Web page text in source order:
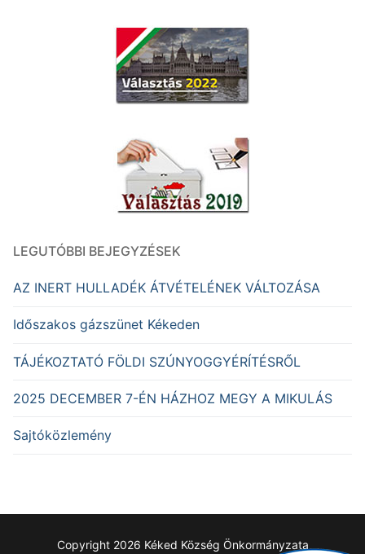
LEGUTÓBBI BEJEGYZÉSEK
AZ INERT HULLADÉK ÁTVÉTELÉNEK VÁLTOZÁSA
Időszakos gázszünet Kékeden
TÁJÉKOZTATÓ FÖLDI SZÚNYOGGYÉRÍTÉSRŐL
2025 DECEMBER 7-ÉN HÁZHOZ MEGY A MIKULÁS
Sajtóközlemény
Copyright 2026 Kéked Község Önkormányzata